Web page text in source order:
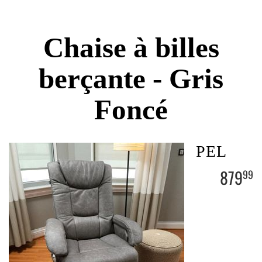
Chaise à billes
berçante - Gris
Foncé
PEL
87999